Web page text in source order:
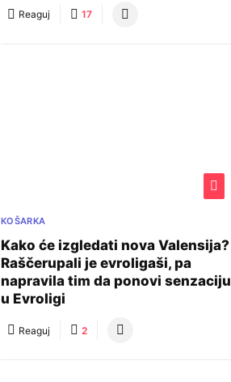
Reaguj 17
KOŠARKA
Kako će izgledati nova Valensija?
Raščerupali je evroligaši, pa
napravila tim da ponovi senzaciju
u Evroligi
Reaguj 2